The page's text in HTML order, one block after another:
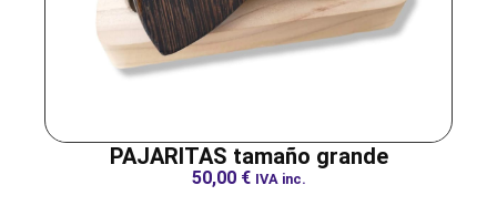
PAJARITAS tamaño grande
50,00 € IVA inc.